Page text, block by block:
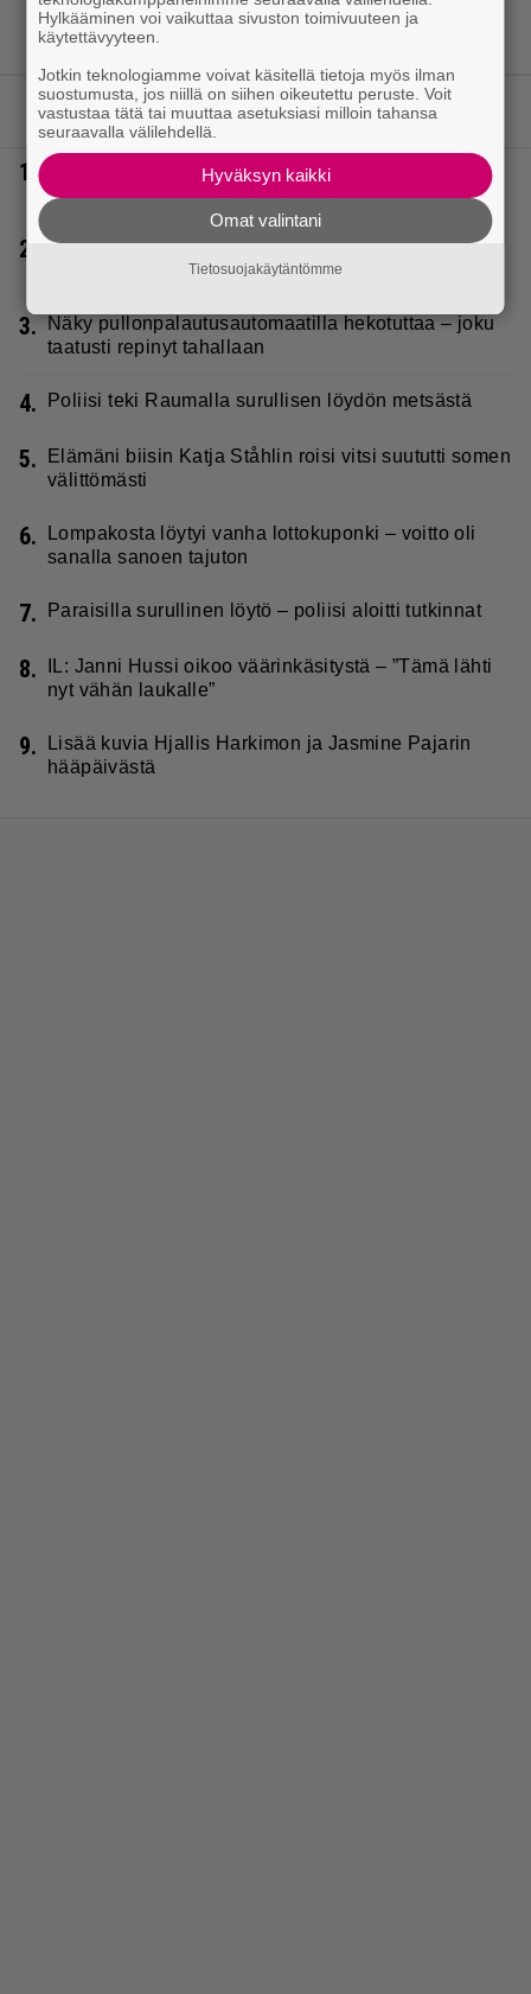
LUETUIMMAT JUTUT
1.
Lapset ostivat isälle lahjaksi arvan – päävoitto tuli,
mutta miten sitten kävikään
2.
Laulaja Aki Samuli on nyt Aki Kirvesniemi – tässä
3.
Näky pullonpalautusautomaatilla hekotuttaa – joku
taatusti repinyt tahallaan
4. Poliisi teki Raumalla surullisen löydön metsästä
5.
Elämäni biisin Katja Ståhlin roisi vitsi suututti somen
välittömästi
6.
Lompakosta löytyi vanha lottokuponki – voitto oli
sanalla sanoen tajuton
7. Paraisilla surullinen löytö – poliisi aloitti tutkinnat
8.
IL: Janni Hussi oikoo väärinkäsitystä – ”Tämä lähti
nyt vähän laukalle”
9.
Lisää kuvia Hjallis Harkimon ja Jasmine Pajarin
hääpäivästä
Hylkääminen voi vaikuttaa sivuston toimivuuteen ja
käytettävyyteen.
Jotkin teknologiamme voivat käsitellä tietoja myös ilman
suostumusta, jos niillä on siihen oikeutettu peruste. Voit
vastustaa tätä tai muuttaa asetuksiasi milloin tahansa
seuraavalla välilehdellä.
Hyväksyn kaikki
Omat valintani
Tietosuojakäytäntömme